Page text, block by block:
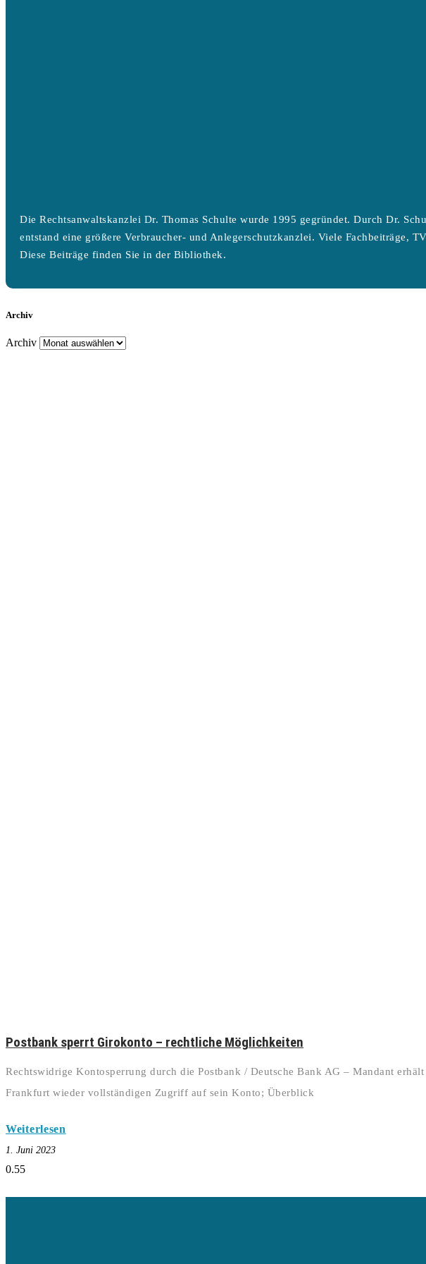
Die Rechtsanwaltskanzlei Dr. Thomas Schulte wurde 1995 gegründet. Durch Dr.
entstand eine größere Verbraucher- und Anlegerschutzkanzlei. Viele Fachbeiträge,
Diese Beiträge finden Sie in der Bibliothek.
Archiv
Archiv
Postbank sperrt Girokonto – rechtliche Möglichkeiten
Rechtswidrige Kontosperrung durch die Postbank / Deutsche Bank AG – Mandant
Frankfurt wieder vollständigen Zugriff auf sein Konto; Überblick
Weiterlesen
1. Juni 2023